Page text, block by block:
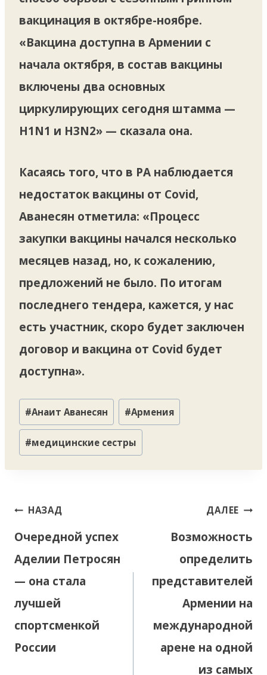
вакцинация в октябре-ноябре.
«Вакцина доступна в Армении с
начала октября, в состав вакцины
включены два основных
циркулирующих сегодня штамма —
H1N1 и H3N2» — сказала она.
Касаясь того, что в РА наблюдается
недостаток вакцины от Covid,
Аванесян отметила: «Процесс
закупки вакцины начался несколько
месяцев назад, но, к сожалению,
предложений не было. По итогам
последнего тендера, кажется, у нас
есть участник, скоро будет заключен
договор и вакцина от Covid будет
доступна».
Метки
записи:
#Анаит Аванесян #Армения
#медицинские сестры
Навигация
записям
НАЗАД
Очередной успех
Аделии Петросян
— она стала
лучшей
спортсменкой
России
ДАЛЕЕ
Возможность
определить
представителей
Армении на
международной
арене на одной
из самых